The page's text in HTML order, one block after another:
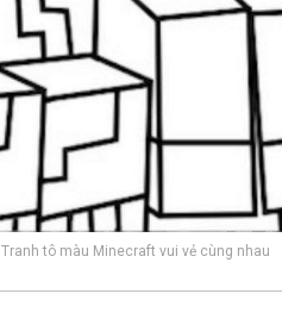
Tranh tô màu Minecraft vui vẻ cùng nhau